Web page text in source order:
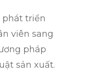
phát triển
viên sang
pháp
sản xuất.